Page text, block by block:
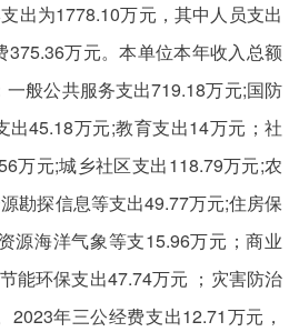
出为1778.10万元，其中人员支出
375.36万元。本单位本年收入总额
般公共服务支出719.18万元;国防
出45.18万元;教育支出14万元；社
万元;城乡社区支出118.79万元;农
勘探信息等支出49.77万元;住房保
源海洋气象等支15.96万元；商业
能环保支出47.74万元 ；灾害防治
2023年三公经费支出12.71万元，